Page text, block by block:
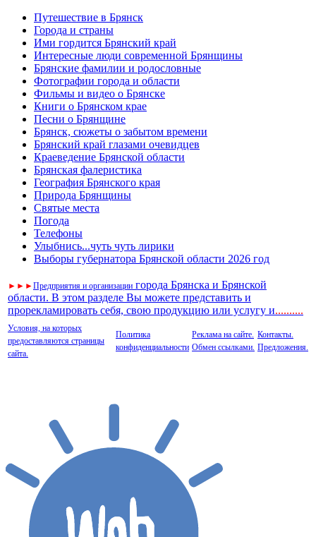
Путешествие в Брянск
Города и страны
Ими гордится Брянский край
Интересные люди современной Брянщины
Брянские фамилии и родословные
Фотографии города и области
Фильмы и видео о Брянске
Книги о Брянском крае
Песни о Брянщине
Брянск, сюжеты о забытом времени
Брянский край глазами очевидцев
Краеведение Брянской области
Брянская фалеристика
География Брянского края
Природа Брянщины
Святые места
Погода
Телефоны
Улыбнись...чуть чуть лирики
Выборы губернатора Брянской области 2026 год
► ► ►Предприятия и организации города Брянска и Брянской
области. В этом разделе Вы можете представить и
прорекламировать себя, свою продукцию или услугу и..........
Условия, на которых
предоставляются страницы
сайта.
Политика
конфиденциальности
Реклама на сайте.
Обмен ссылками.
Контакты.
Предложения.